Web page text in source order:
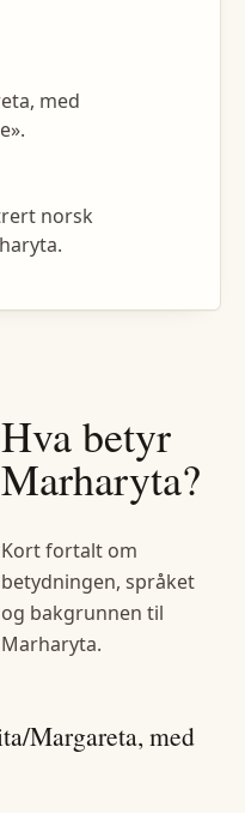
med
norsk
Hva betyr
Marharyta?
Kort fortalt om
betydningen, språket
og bakgrunnen til
Marharyta.
Margareta, med